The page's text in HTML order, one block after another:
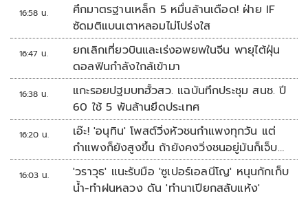
16:58 น.
ศึกมาตรฐานเหล็ก 5 หมื่นล้านเดือด! ฝ่าย IF
ซัดมติแบนเตาหลอมไม่โปร่งใส
16:47 น.
ยกเลิกเที่ยวบินและเร่งอพยพในจีน พายุไต้ฝุ่น
ดอลฟินกำลังใกล้เข้ามา
16:38 น.
แกะรอยปฐมบทฮั้วสว. แฉบันทึกประชุม สนช. ปี
60 ใช้ 5 พันล้านยึดประเทศ
16:20 น.
เอ๊ะ! 'อนุทิน' โพสต์วิ่งหัวชนกำแพงทุกวัน แต่
กำแพงก็ยังสูงขึ้น ถ้ายังคงวิ่งชนอยู่มันก็เจ็บ
หัวอีก
16:03 น.
'วราวุธ' แนะรับมือ 'ซูเปอร์เอลนีโญ' หนุนกักเก็บ
น้ำ-ทำฝนหลวง ดัน 'ทำนาเปียกสลับแห้ง'